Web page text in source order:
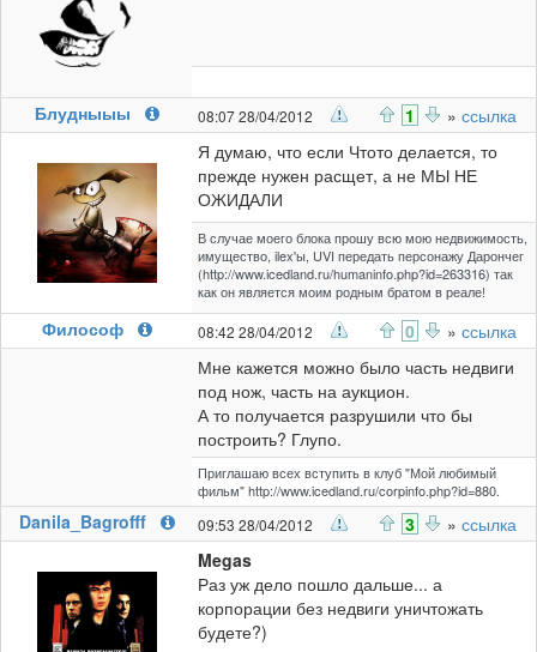
Блудныыы 08:07 28/04/2012 1 » ссылка
Я думаю, что если Чтото делается, то
прежде нужен расщет, а не МЫ НЕ
ОЖИДАЛИ
В случае моего блока прошу всю мою недвижимость,
имущество, ilex'ы, UVI передать персонажу Дарончег
(http://www.icedland.ru/humaninfo.php?id=263316) так
как он является моим родным братом в реале!
Философ 08:42 28/04/2012 0 » ссылка
Мне кажется можно было часть недвиги
под нож, часть на аукцион.
А то получается разрушили что бы
построить? Глупо.
Приглашаю всех вступить в клуб "Мой любимый
фильм" http://www.icedland.ru/corpinfo.php?id=880.
Danila_Bagrofff 09:53 28/04/2012 3 » ссылка
Megas
Раз уж дело пошло дальше... а
корпорации без недвиги уничтожать
будете?)